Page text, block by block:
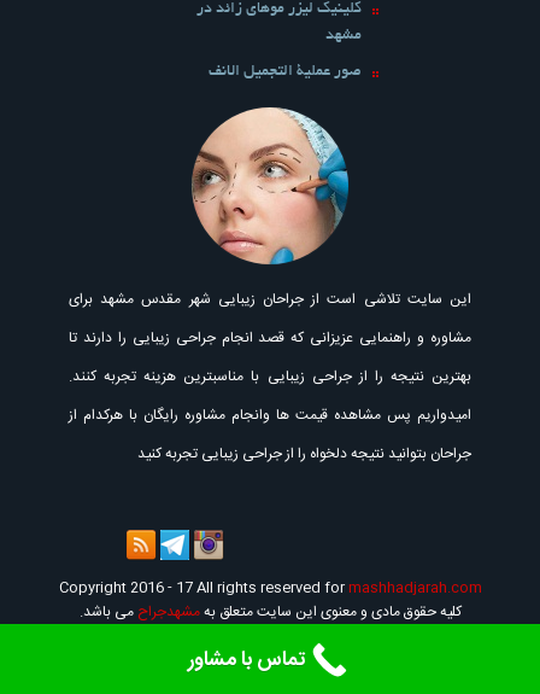
کلینیک لیزر موهای زائد در
مشهد
صور عملیة التجمیل الانف
این سایت تلاشی است از جراحان زیبایی شهر مقدس مشهد برای
مشاوره و راهنمایی عزیزانی که قصد انجام جراحی زیبایی را دارند تا
بهترین نتیجه را از جراحی زیبایی با مناسبترین هزینه تجربه کنند.
امیدواریم پس مشاهده قیمت ها وانجام مشاوره رایگان با هرکدام از
جراحان بتوانید نتیجه دلخواه را از جراحی زیبایی تجربه کنید
Copyright 2016 - 17 All rights reserved formashhadjarah.com
کلیه حقوق مادی و معنوی این سایت متعلق بهمشهدجراح می باشد.
تماس با مشاور